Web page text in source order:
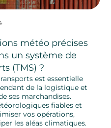
météo précises
un système de
(TMS) ?
est essentielle
de la logistique et
ses marchandises.
fiables et
vos opérations,
les aléas climatiques.